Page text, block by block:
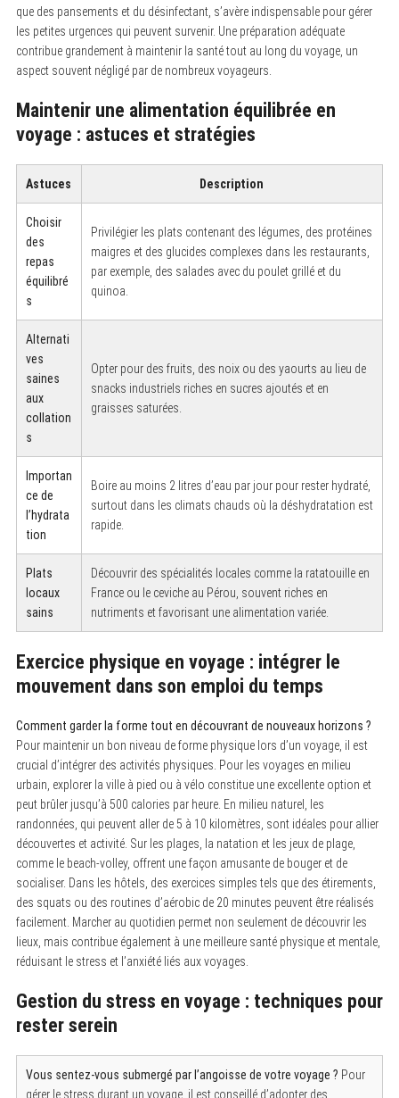
que des pansements et du désinfectant, s’avère indispensable pour gérer
les petites urgences qui peuvent survenir. Une préparation adéquate
contribue grandement à maintenir la santé tout au long du voyage, un
aspect souvent négligé par de nombreux voyageurs.
Maintenir une alimentation équilibrée en
voyage : astuces et stratégies
Astuces Description
Choisir
des
repas
équilibré
s
Privilégier les plats contenant des légumes, des protéines
maigres et des glucides complexes dans les restaurants,
par exemple, des salades avec du poulet grillé et du
quinoa.
Alternati
ves
saines
aux
collation
s
Opter pour des fruits, des noix ou des yaourts au lieu de
snacks industriels riches en sucres ajoutés et en
graisses saturées.
Importan
ce de
l’hydrata
tion
Boire au moins 2 litres d’eau par jour pour rester hydraté,
surtout dans les climats chauds où la déshydratation est
rapide.
Plats
locaux
sains
Découvrir des spécialités locales comme la ratatouille en
France ou le ceviche au Pérou, souvent riches en
nutriments et favorisant une alimentation variée.
Exercice physique en voyage : intégrer le
mouvement dans son emploi du temps
Comment garder la forme tout en découvrant de nouveaux horizons ?
Pour maintenir un bon niveau de forme physique lors d’un voyage, il est
crucial d’intégrer des activités physiques. Pour les voyages en milieu
urbain, explorer la ville à pied ou à vélo constitue une excellente option et
peut brûler jusqu’à 500 calories par heure. En milieu naturel, les
randonnées, qui peuvent aller de 5 à 10 kilomètres, sont idéales pour allier
découvertes et activité. Sur les plages, la natation et les jeux de plage,
comme le beach-volley, offrent une façon amusante de bouger et de
socialiser. Dans les hôtels, des exercices simples tels que des étirements,
des squats ou des routines d’aérobic de 20 minutes peuvent être réalisés
facilement. Marcher au quotidien permet non seulement de découvrir les
lieux, mais contribue également à une meilleure santé physique et mentale,
réduisant le stress et l’anxiété liés aux voyages.
Gestion du stress en voyage : techniques pour
rester serein
Vous sentez-vous submergé par l’angoisse de votre voyage ? Pour
gérer le stress durant un voyage, il est conseillé d’adopter des
e
a